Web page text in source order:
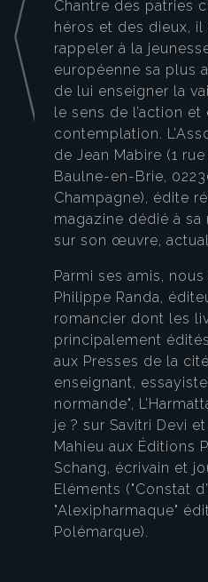
Chantre des patries
héros et des dieux,
rappeler à la
européenne sa plus
de lui enseigner la
le sens de l’action et
contemplation.
de Jean Mabire (1 rue
Baulne-en-Brie,
Champagne), édite
magazine dédié à
sur son œuvre,
Parmi ses amis,
Philippe Randa,
romancier dont les
principalement
aux Presses de la
enseignant, essayiste
normande",
je ? sur Savitri Devi
Mahieu aux Éditions
Schang, écrivain et
Eléments ("Constat
"Alexipharmaque"
Polémarque).